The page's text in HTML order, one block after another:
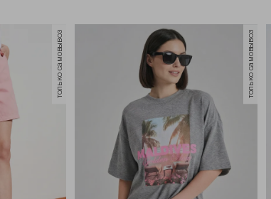
только самовывоз только самовывоз